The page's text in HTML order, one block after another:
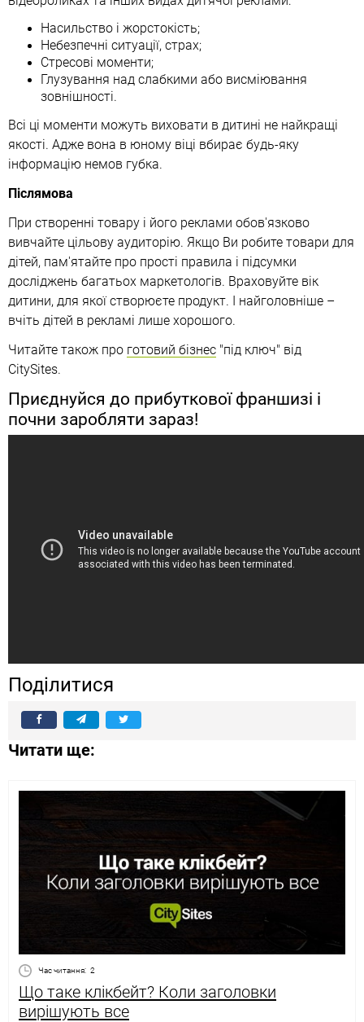
Насильство і жорстокість;
Небезпечні ситуації, страх;
Стресові моменти;
Глузування над слабкими або висміювання
зовнішності.
Всі ці моменти можуть виховати в дитині не найкращі
якості. Адже вона в юному віці вбирає будь-яку
інформацію немов губка.
Післямова
При створенні товару і його реклами обов'язково
вивчайте цільову аудиторію. Якщо Ви робите товари для
дітей, пам'ятайте про прості правила і підсумки
досліджень багатьох маркетологів. Враховуйте вік
дитини, для якої створюєте продукт. І найголовніше –
вчіть дітей в рекламі лише хорошого.
Читайте також про готовий бізнес "під ключ" від
CitySites.
Приєднуйся до прибуткової франшизі і
почни заробляти зараз!
Поділитися
Читати ще:
Час читання: 2
Що таке клікбейт? Коли заголовки
вирішують все